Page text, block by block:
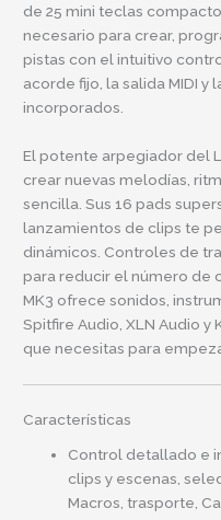
de 25 mini teclas
necesario para crear,
pistas con el intuitivo
acorde fijo, la salida MIDI y
incorporados.
El potente arpegiador del
crear nuevas melodías,
sencilla. Sus 16 pads
lanzamientos de clips te
dinámicos. Controles de
para reducir el número de
MK3 ofrece sonidos,
Spitfire Audio, XLN Audio
que necesitas para
Características
Control detallado e
clips y escenas,
Macros, trasporte,